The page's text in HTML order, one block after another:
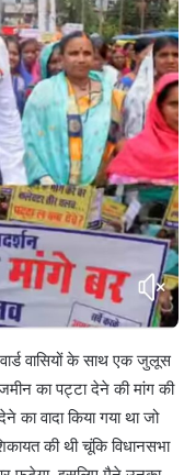
वासियों के साथ एक जुलूस
का पट्टा देने की मांग की
का वादा किया गया था जो
की थी चूंकि विधानसभा